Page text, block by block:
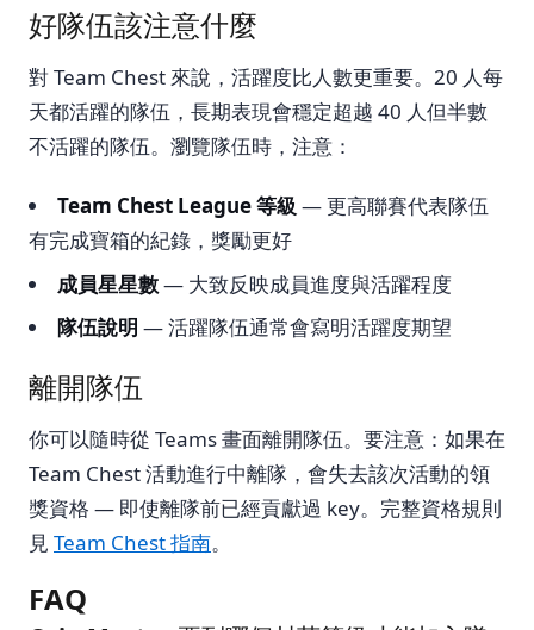
好隊伍該注意什麼
對 Team Chest 來說，活躍度比人數更重要。20 人每
天都活躍的隊伍，長期表現會穩定超越 40 人但半數
不活躍的隊伍。瀏覽隊伍時，注意：
Team Chest League 等級 — 更高聯賽代表隊伍
有完成寶箱的紀錄，獎勵更好
成員星星數— 大致反映成員進度與活躍程度
隊伍說明 — 活躍隊伍通常會寫明活躍度期望
離開隊伍
你可以隨時從 Teams 畫面離開隊伍。要注意：如果在
Team Chest 活動進行中離隊，會失去該次活動的領
獎資格 — 即使離隊前已經貢獻過 key。完整資格規則
見 Team Chest 指南。
FAQ